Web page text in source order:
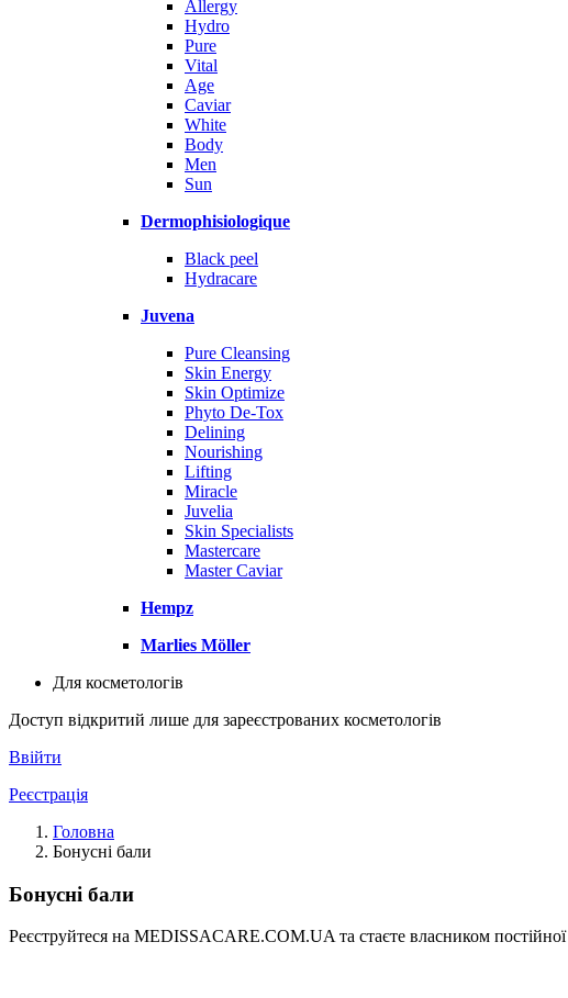
Allergy
Hydro
Pure
Vital
Age
Caviar
White
Body
Men
Sun
Dermophisiologique
Black peel
Hydracare
Juvena
Pure Cleansing
Skin Energy
Skin Optimize
Phyto De-Tox
Delining
Nourishing
Lifting
Miracle
Juvelia
Skin Specialists
Mastercare
Master Caviar
Hempz
Marlies Möller
Для косметологів
Доступ відкритий лише для зареєстрованих косметологів
Ввійти
Реєстрація
Головна
Бонусні бали
Бонусні бали
Реєструйтеся на MEDISSACARE.COM.UA та стаєте власником постійної